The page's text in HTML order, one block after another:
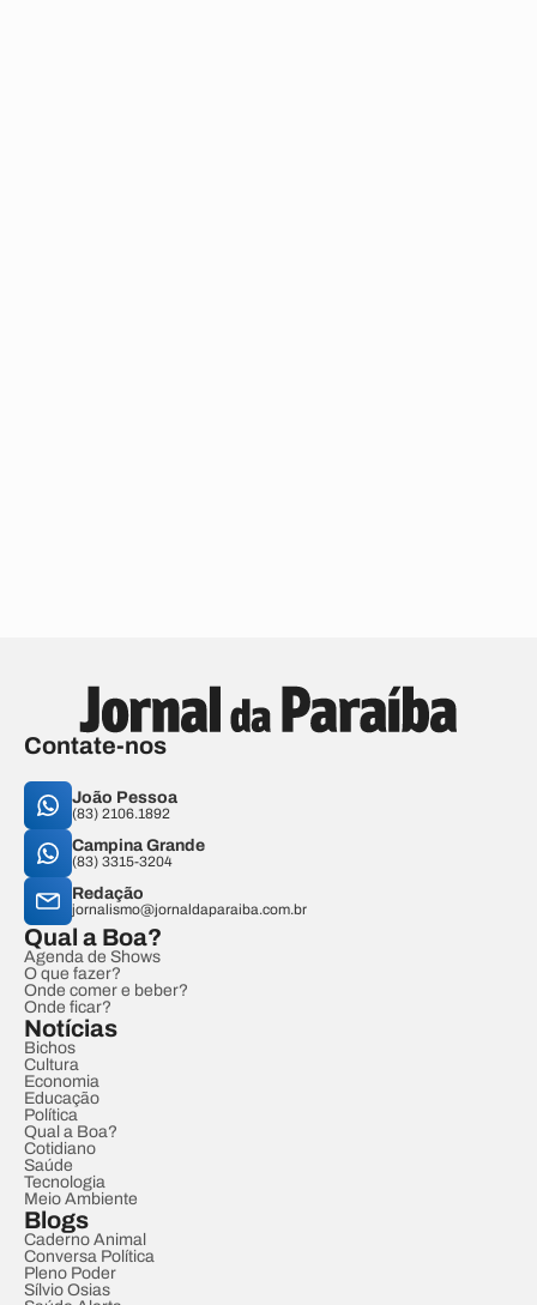
Contate-nos
João Pessoa
(83) 2106.1892
Campina Grande
(83) 3315-3204
Redação
jornalismo@jornaldaparaiba.com.br
Qual a Boa?
Agenda de Shows
O que fazer?
Onde comer e beber?
Onde ficar?
Notícias
Bichos
Cultura
Economia
Educação
Política
Qual a Boa?
Cotidiano
Saúde
Tecnologia
Meio Ambiente
Blogs
Caderno Animal
Conversa Política
Pleno Poder
Sílvio Osias